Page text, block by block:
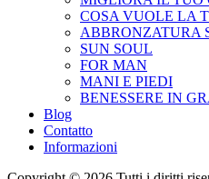
COSA VUOLE LA
ABBRONZATURA
SUN SOUL
FOR MAN
MANI E PIEDI
BENESSERE IN
Blog
Contatto
Informazioni